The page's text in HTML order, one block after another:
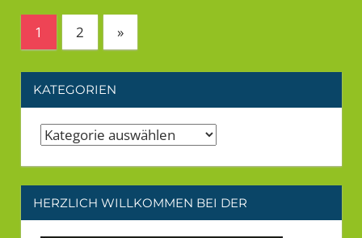
Beitragsnavigation
1 2
Nächste
Beiträge
»
KATEGORIEN
Kategorien
HERZLICH WILLKOMMEN BEI DER